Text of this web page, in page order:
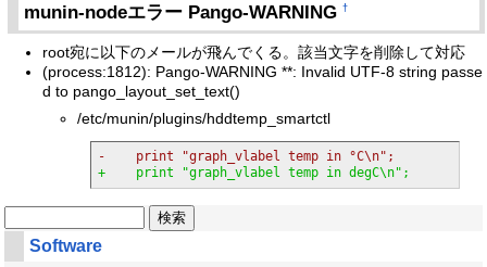
munin-nodeエラー Pango-WARNING†
root宛に以下のメールが飛んでくる。該当文字を削除して対応
(process:1812): Pango-WARNING **: Invalid UTF-8 string passe
d to pango_layout_set_text()
/etc/munin/plugins/hddtemp_smartctl
-    print "graph_vlabel temp in °C\n";
+    print "graph_vlabel temp in degC\n";
Software